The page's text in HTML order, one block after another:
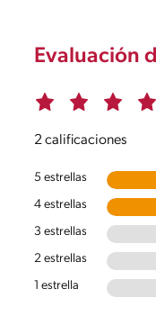
Evaluación
2 calificaciones
5 estrellas
4 estrellas
3 estrellas
2 estrellas
1 estrella